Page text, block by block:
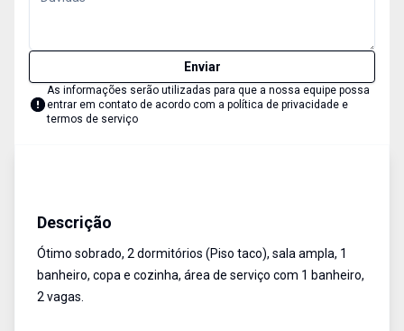
Enviar
As informações serão utilizadas para que a nossa equipe possa
entrar em contato de acordo com a política de privacidade e
termos de serviço
Descrição
Ótimo sobrado, 2 dormitórios (Piso taco), sala ampla, 1
banheiro, copa e cozinha, área de serviço com 1 banheiro,
2 vagas.